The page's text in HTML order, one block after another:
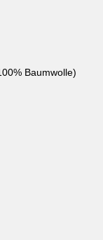
Baumwolle)